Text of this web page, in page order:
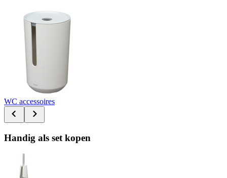
WC accessoires
Handig als set kopen